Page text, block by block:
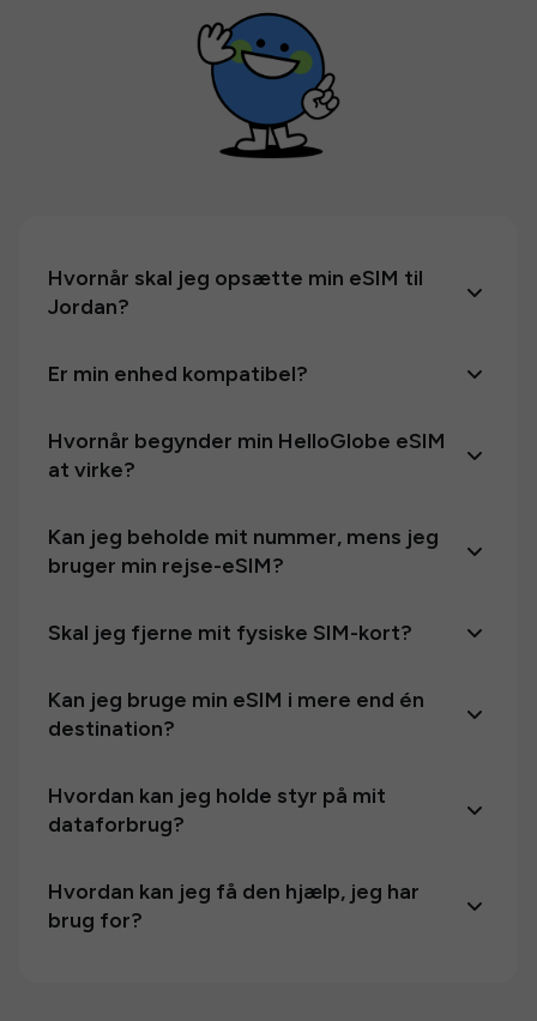
Hvornår skal jeg opsætte min eSIM til
Jordan?
Er min enhed kompatibel?
Hvornår begynder min HelloGlobe eSIM
at virke?
Kan jeg beholde mit nummer, mens jeg
bruger min rejse-eSIM?
Skal jeg fjerne mit fysiske SIM-kort?
Kan jeg bruge min eSIM i mere end én
destination?
Hvordan kan jeg holde styr på mit
dataforbrug?
Hvordan kan jeg få den hjælp, jeg har
brug for?